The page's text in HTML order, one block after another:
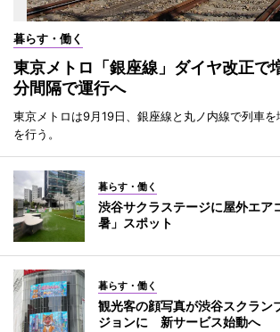
暮らす・働く
東京メトロ「銀座線」ダイヤ改正
分間隔で運行へ
東京メトロは9月19日、銀座線と丸ノ内線で列車
を行う。
暮らす・働く
渋谷サクラステージに屋外エア
暑」スポット
暮らす・働く
観光客の顔写真が渋谷スクラン
ジョンに 新サービス始動へ